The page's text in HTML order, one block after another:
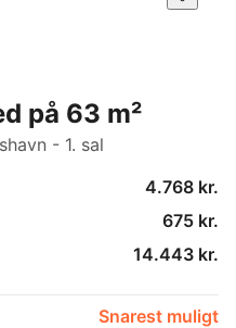
på 63 m²
- 1. sal
4.768 kr.
675 kr.
14.443 kr.
Snarest muligt